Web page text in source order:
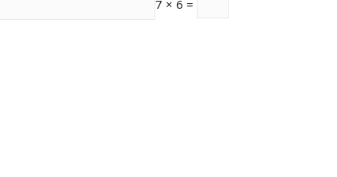
7 × 6 =